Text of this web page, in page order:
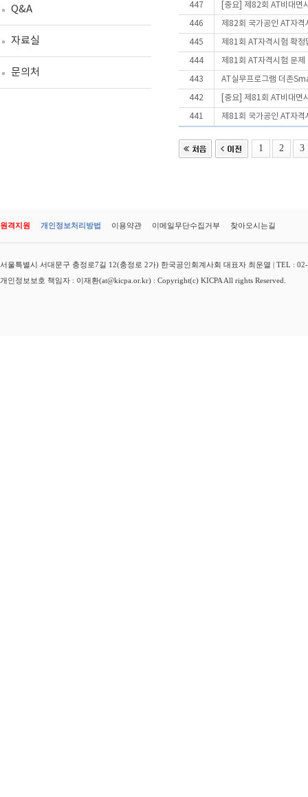
Q&A
자료실
문의처
447 [중요] 제82회 AT비대면
446 제82회 국가공인 AT자격
445 제81회 AT자격시험 확정
444 제81회 AT자격시험 문
443 AT실무프로그램 더존
442 [중요] 제81회 AT비대면
441 제81회 국가공인 AT자격
1 2 3
원격지원 개인정보처리방법 이용약관 이메일무단수집거부 찾아오시는길
서울특별시 서대문구 충정로7길 12(충정로 2가) 한국공인회계사회 대표자 최운열 | TEL :
개인정보보호 책임자 : 이재환(at@kicpa.or.kr) : Copyright(c) KICPA All rights Reserved.